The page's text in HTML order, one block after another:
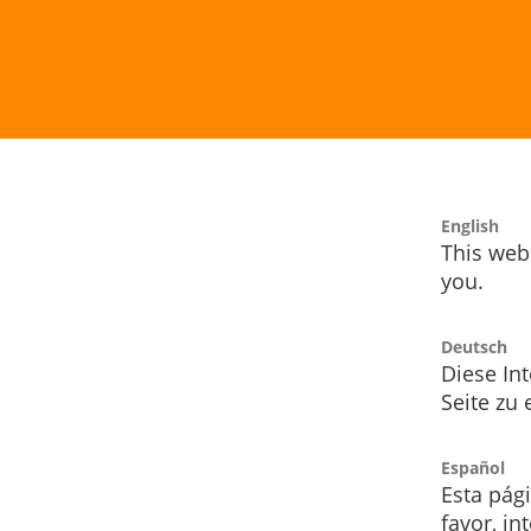
English
This
you.
Deutsch
Diese
Seite zu
Español
Esta
favor,